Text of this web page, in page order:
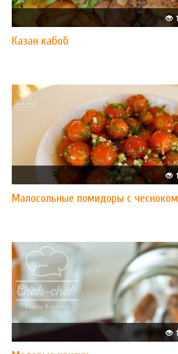
Казан кабоб
Малосольные помидоры с